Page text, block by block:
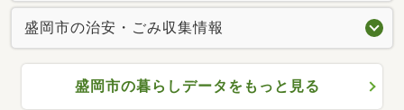
盛岡市の治安・ごみ収集情報
盛岡市の暮らしデータをもっと見る